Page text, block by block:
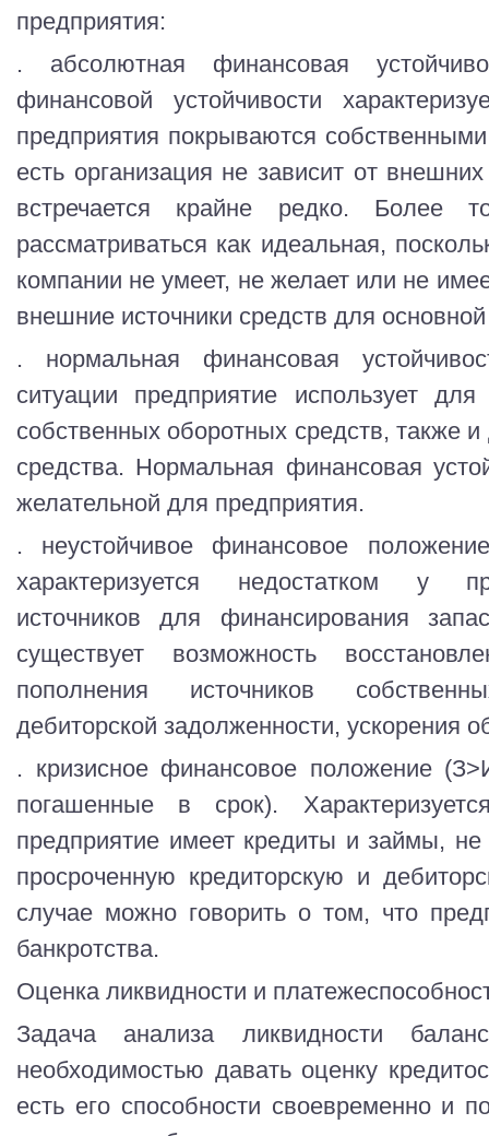
предприятия:
. абсолютная финансовая
финансовой устойчивости
предприятия покрываются
есть организация не зависит от
встречается крайне редко.
рассматриваться как идеальная,
компании не умеет, не желает или не
внешние источники средств для
. нормальная финансовая
ситуации предприятие использует
собственных оборотных средств, также
средства. Нормальная финансовая
желательной для предприятия.
. неустойчивое финансовое
характеризуется недостатком у
источников для финансирования
существует возможность
пополнения источников
дебиторской задолженности, ускорения
. кризисное финансовое положение
погашенные в срок).
предприятие имеет кредиты и займы,
просроченную кредиторскую и
случае можно говорить о том, что
банкротства.
Оценка ликвидности и
Задача анализа ликвидности
необходимостью давать оценку
есть его способности своевременно и